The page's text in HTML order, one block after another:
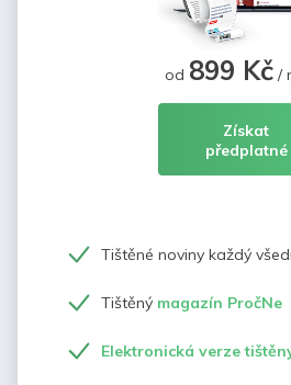
od 899 Kč/
Získat
předplatné
Tištěné noviny každý
Tištěný magazín PročNe
Elektronická verze